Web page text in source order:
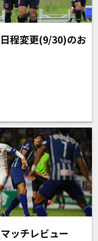
程変更(9/30)のお
ッチレビュー